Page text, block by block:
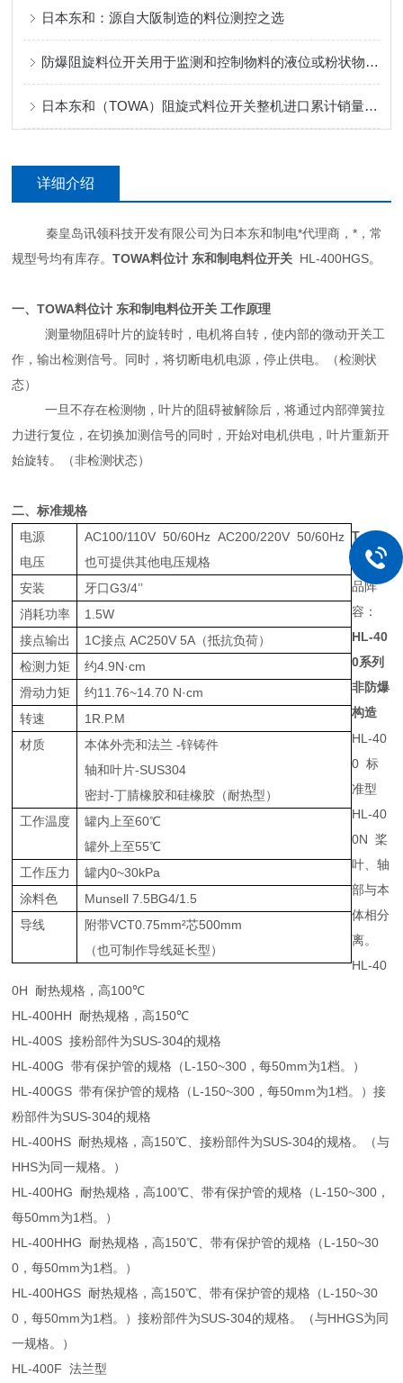
日本东和：源自大阪制造的料位测控之选
防爆阻旋料位开关用于监测和控制物料的液位或粉状物料的堆积情况
日本东和（TOWA）阻旋式料位开关整机进口累计销量高达50万台
详细介绍
秦皇岛讯领科技开发有限公司为日本东和制电*代理商，*，常
规型号均有库存。TOWA料位计 东和制电料位开关 HL-400HGS。
一、TOWA料位计 东和制电料位开关 工作原理
测量物阻碍叶片的旋转时，电机将自转，使内部的微动开关工
作，输出检测信号。同时，将切断电机电源，停止供电。（检测状
态）
一旦不存在检测物，叶片的阻碍被解除后，将通过内部弹簧拉
力进行复位，在切换加测信号的同时，开始对电机供电，叶片重新开
始旋转。（非检测状态）
二、标准规格
电源
电压
AC100/110V 50/60Hz AC200/220V 50/60Hz
也可提供其他电压规格
安装
牙口G3/4’’
消耗功率
1.5W
接点输出
1C接点 AC250V 5A（抵抗负荷）
检测力矩
约4.9N·cm
滑动力矩
约11.76~14.70 N·cm
转速
1R.P.M
材质
本体外壳和法兰 -锌铸件
轴和叶片-SUS304
密封-丁腈橡胶和硅橡胶（耐热型）
工作温度
罐内上至60℃
罐外上至55℃
工作压力
罐内0~30kPa
涂料色
Munsell 7.5BG4/1.5
导线
附带VCT0.75mm²芯500mm
（也可制作导线延长型）
T
三、产
品阵
容：
HL-40
0系列
非防爆
构造
HL-40
0标
准型
HL-40
0N桨
叶、轴
部与本
体相分
离。
HL-40
0H 耐热规格，高100℃
HL-400HH 耐热规格，高150℃
HL-400S接粉部件为SUS-304的规格
HL-400G带有保护管的规格（L-150~300 ，每50mm为1档。）
HL-400GS带有保护管的规格（L-150~300 ，每50mm为1档。）接
粉部件为SUS-304的规格
HL-400HS 耐热规格，高150℃ 、接粉部件为SUS-304的规格。（与
HHS为同一规格。）
HL-400HG 耐热规格，高100℃ 、带有保护管的规格（L-150~300 ，
每50mm为1档。）
HL-400HHG 耐热规格，高150℃ 、带有保护管的规格（L-150~30
0 ，每50mm为1档。）
HL-400HGS 耐热规格，高150℃ 、带有保护管的规格（L-150~30
0 ，每50mm为1档。）接粉部件为SUS-304的规格。（与HHGS为同
一规格。）
HL-400F法兰型